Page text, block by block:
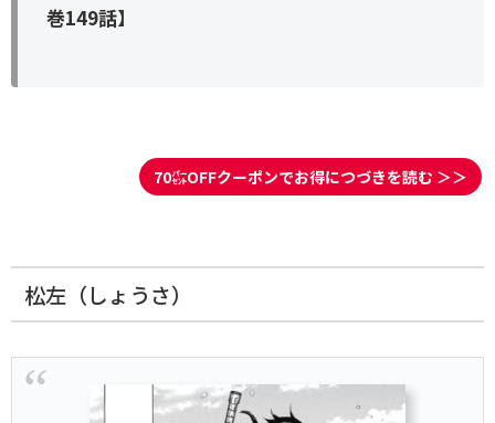
巻149話】
70㌫OFFクーポンでお得につづきを読む ＞＞
松左（しょうさ）